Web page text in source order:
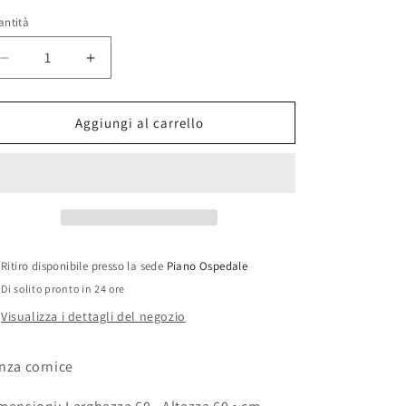
Diminuisci
quantità
per
DIPINTO
Aumenta
quantità
per
Z708
DIPINTO
Aggiungi al carrello
Ritiro disponibile presso la sede Piano Ospedale
Di solito pronto in 24 ore
Visualizza i dettagli del negozio
cornice